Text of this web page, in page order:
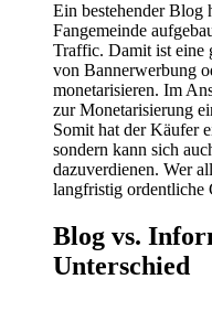
Ein bestehender Blog
Fangemeinde
Traffic. Damit ist eine
von Bannerwerbung
monetarisieren. Im
zur Monetarisierung
Somit hat der Käufer
sondern kann sich
dazuverdienen. Wer
langfristig ordentliche
Blog vs.
Unterschied